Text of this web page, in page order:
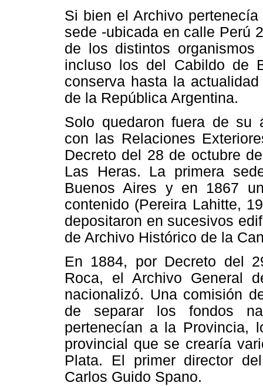
Si bien el Archivo
sede -ubicada en calle Perú
de los distintos
incluso los del Cabildo de
conserva hasta la
de la República Argentina.
Solo quedaron fuera de su
con las Relaciones
Decreto del 28 de octubre
Las Heras. La primera
Buenos Aires y en 1867
contenido (Pereira Lahitte,
depositaron en sucesivos
de Archivo Histórico de la
En 1884, por Decreto del
Roca, el Archivo General
nacionalizó. Una comisión
de separar los fondos
pertenecían a la Provincia,
provincial que se crearía
Plata. El primer director
Carlos Guido Spano.